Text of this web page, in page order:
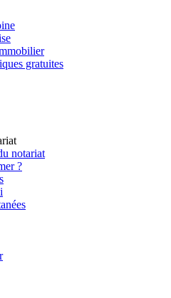
gratuites
notariat
?